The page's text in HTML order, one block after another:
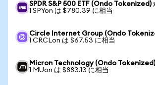
SPDR S&P 500 ETF (Ondo Tokenized)
1 SPYon は $780.39 に相当
Circle Internet Group (Ondo
1 CRCLon は $67.53 に相当
Micron Technology (Ondo Tokenized)
1 MUon は $883.13 に相当